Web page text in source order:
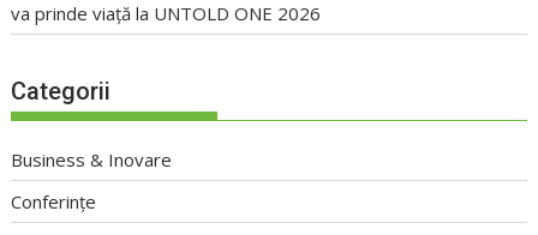
va prinde viață la UNTOLD ONE 2026
Categorii
Business & Inovare
Conferințe